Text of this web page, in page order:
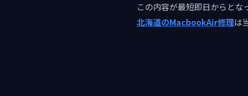
この内容が最短即日からとな
北海道のMacbookAir修理は